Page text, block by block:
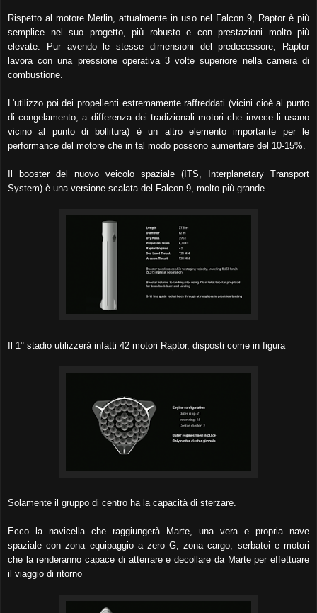
Rispetto al motore Merlin, attualmente in uso nel Falcon 9, Raptor è più
semplice nel suo progetto, più robusto e con prestazioni molto più
elevate. Pur avendo le stesse dimensioni del predecessore, Raptor
lavora con una pressione operativa 3 volte superiore nella camera di
combustione.
L'utilizzo poi dei propellenti estremamente raffreddati (vicini cioè al punto
di congelamento, a differenza dei tradizionali motori che invece li usano
vicino al punto di bollitura) è un altro elemento importante per le
performance del motore che in tal modo possono aumentare del 10-15%.
Il booster del nuovo veicolo spaziale (ITS, Interplanetary Transport
System) è una versione scalata del Falcon 9, molto più grande
Il 1° stadio utilizzerà infatti 42 motori Raptor, disposti come in figura
Solamente il gruppo di centro ha la capacità di sterzare.
Ecco la navicella che raggiungerà Marte, una vera e propria nave
spaziale con zona equipaggio a zero G, zona cargo, serbatoi e motori
che la renderanno capace di atterrare e decollare da Marte per effettuare
il viaggio di ritorno